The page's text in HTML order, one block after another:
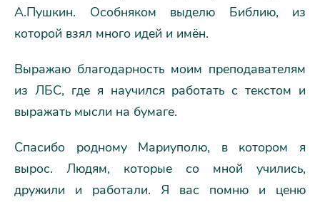
А.Пушкин. Особняком выделю Библию, из
которой взял много идей и имён.
Выражаю благодарность моим преподавателям
из ЛБС, где я научился работать с текстом и
выражать мысли на бумаге.
Спасибо родному Мариуполю, в котором я
вырос. Людям, которые со мной учились,
дружили и работали. Я вас помню и ценю